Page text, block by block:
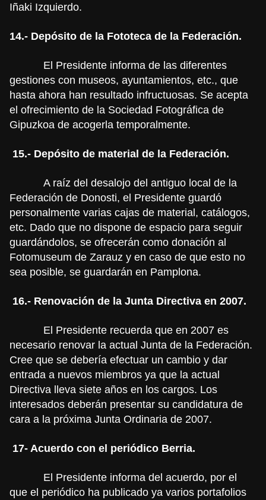
Iñaki Izquierdo.
14.- Depósito de la Fototeca de la Federación.
El Presidente informa de las diferentes
gestiones con museos, ayuntamientos, etc., que
hasta ahora han resultado infructuosas. Se acepta
el ofrecimiento de la Sociedad Fotográfica de
Gipuzkoa de acogerla temporalmente.
15.- Depósito de material de la Federación.
A raíz del desalojo del antiguo local de la
Federación de Donosti, el Presidente guardó
personalmente varias cajas de material, catálogos,
etc. Dado que no dispone de espacio para seguir
guardándolos, se ofrecerán como donación al
Fotomuseum de Zarauz y en caso de que esto no
sea posible, se guardarán en Pamplona.
16.- Renovación de la Junta Directiva en 2007.
El Presidente recuerda que en 2007 es
necesario renovar la actual Junta de la Federación.
Cree que se debería efectuar un cambio y dar
entrada a nuevos miembros ya que la actual
Directiva lleva siete años en los cargos. Los
interesados deberán presentar su candidatura de
cara a la próxima Junta Ordinaria de 2007.
17- Acuerdo con el periódico Berria.
El Presidente informa del acuerdo, por el
que el periódico ha publicado ya varios portafolios